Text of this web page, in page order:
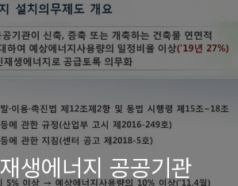
생에너지 공공기관